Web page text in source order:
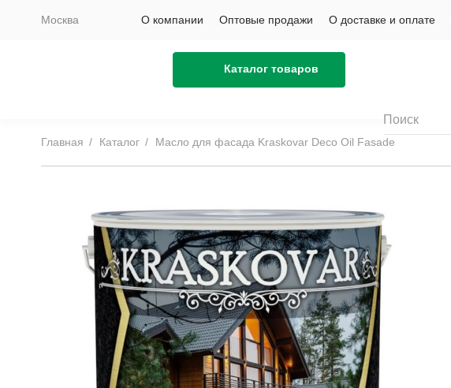
Москва
Каталог товаров
О компании Оптовые продажи О доставке и оплате
Главная Каталог Масло для фасада Kraskovar Deco Oil Fasade